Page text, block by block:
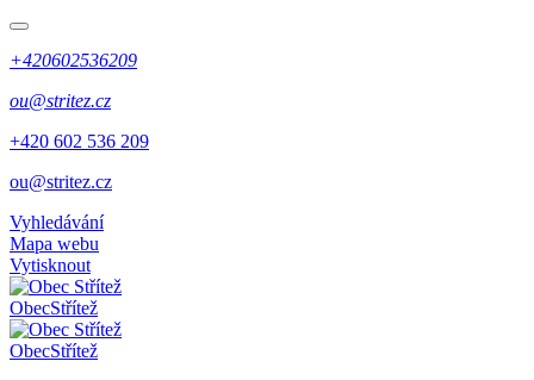
+420602536209
ou@stritez.cz
+420 602 536 209
ou@stritez.cz
Vyhledávání
Mapa webu
Vytisknout
ObecStřítež
ObecStřítež